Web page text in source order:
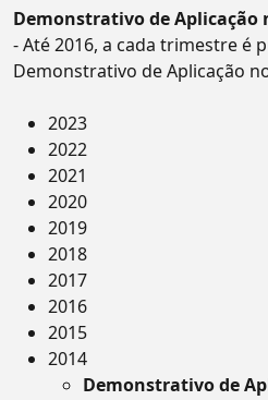
Demonstrativo de Aplicação
- Até 2016, a cada trimestre é
Demonstrativo de Aplicação
2023
2022
2021
2020
2019
2018
2017
2016
2015
2014
Demonstrativo de